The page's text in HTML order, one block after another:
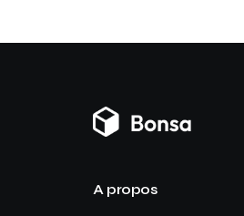
A propos